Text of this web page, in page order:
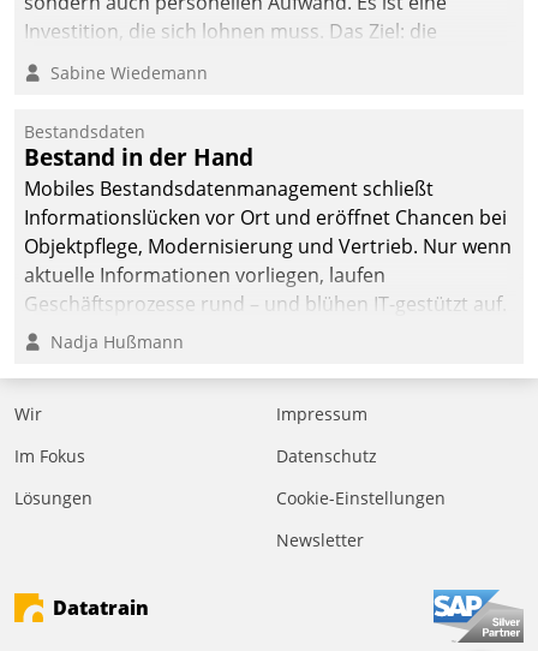
Investition, die sich lohnen muss. Das Ziel: die
nachhaltige Optimierung der Geschäftsabläufe. Damit
dieses Ziel erreicht wird, sollten einige Grundregeln
Sabine Wiedemann
Bestandsdaten
Bestand in der Hand
Mobiles Bestandsdatenmanagement schließt
Informationslücken vor Ort und eröffnet Chancen bei
Objektpflege, Modernisierung und Vertrieb. Nur wenn
aktuelle Informationen vorliegen, laufen
Geschäftsprozesse rund – und blühen IT-gestützt auf.
Nadja Hußmann
Wir
Im Fokus
Lösungen
Impressum
Datenschutz
Cookie-Einstellungen
Newsletter
Datatrain